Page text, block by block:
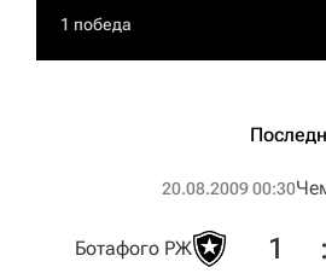
1 победа
20.08.2009 00:30
Ботафого РЖ 1 :